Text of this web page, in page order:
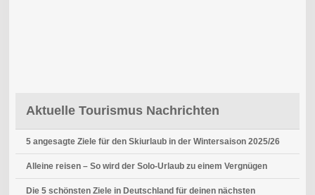
Aktuelle Tourismus Nachrichten
5 angesagte Ziele für den Skiurlaub in der Wintersaison 2025/26
Alleine reisen – So wird der Solo-Urlaub zu einem Vergnügen
Die 5 schönsten Ziele in Deutschland für deinen nächsten